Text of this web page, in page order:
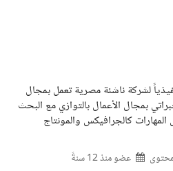
لشركة ناشئة مصرية تعمل بمجال
بمجال الأعمال بالتوازي مع البحث
كالجرافيكس والمونتاج
عضو منذ12 سنةً